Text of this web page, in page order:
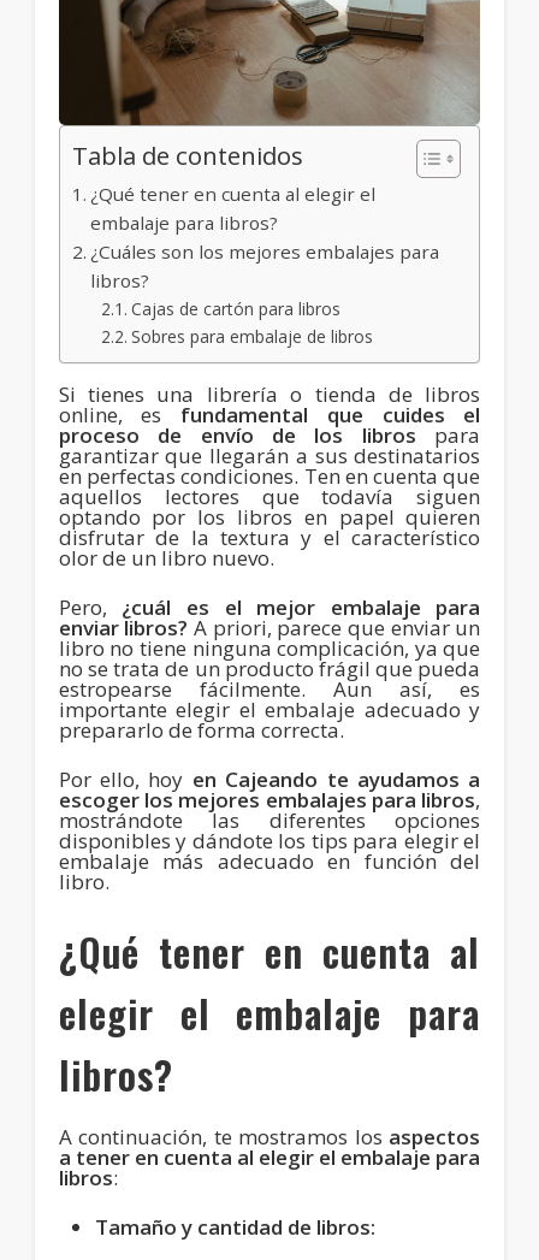
Tabla de contenidos
¿Qué tener en cuenta al elegir el
embalaje para libros?
¿Cuáles son los mejores embalajes para
libros?
Cajas de cartón para libros
Sobres para embalaje de libros
Si tienes una librería o tienda de libros
online, es fundamental que cuides el
proceso de envío de los libros para
garantizar que llegarán a sus destinatarios
en perfectas condiciones. Ten en cuenta que
aquellos lectores que todavía siguen
optando por los libros en papel quieren
disfrutar de la textura y el característico
olor de un libro nuevo.
Pero, ¿cuál es el mejor embalaje para
enviar libros? A priori, parece que enviar un
libro no tiene ninguna complicación, ya que
no se trata de un producto frágil que pueda
estropearse fácilmente. Aun así, es
importante elegir el embalaje adecuado y
prepararlo de forma correcta.
Por ello, hoy en Cajeando te ayudamos a
escoger los mejores embalajes para libros,
mostrándote las diferentes opciones
disponibles y dándote los tips para elegir el
embalaje más adecuado en función del
libro.
¿Qué tener en cuenta al
elegir el embalaje para
libros?
A continuación, te mostramos los aspectos
a tener en cuenta al elegir el embalaje para
libros:
Tamaño y cantidad de libros: